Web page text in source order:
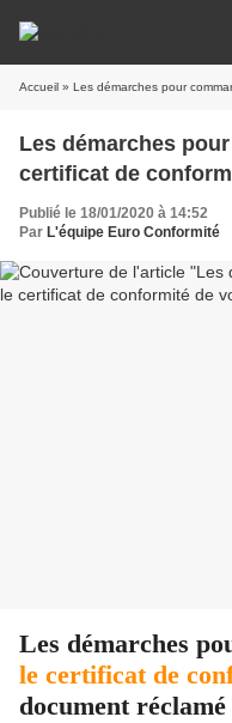
Accueil » Les démarches pour
Les démarches pour
certificat de
Publié le 18/01/2020 à 14:52
Par L'équipe Euro Conformité
Les démarches
le certificat de
document